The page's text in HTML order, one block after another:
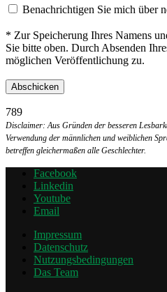
Benachrichtigen Sie mich über
* Zur Speicherung Ihres Namens
Sie bitte oben. Durch Absenden
möglichen Veröffentlichung zu.
789
Disclaimer: Aus Gründen der besseren
Verwendung der männlichen und weiblichen
betreffen gleichermaßen alle Geschlechter.
Facebook
Linkedin
Youtube
Email
Impressum
Datenschutz
Nutzungsbedingungen
Das Team